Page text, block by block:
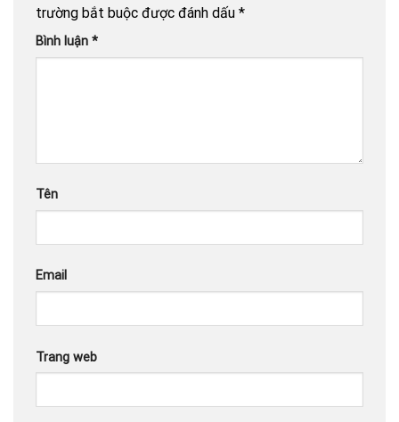
trường bắt buộc được đánh dấu *
Bình luận *
Tên
Email
Trang web